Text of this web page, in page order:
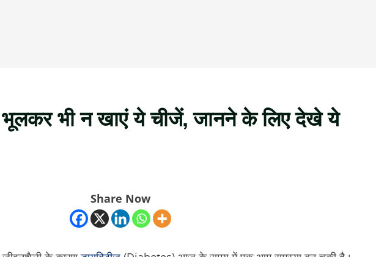
भी न खाएं ये चीजें, जानने के लिए देखे ये
Share Now